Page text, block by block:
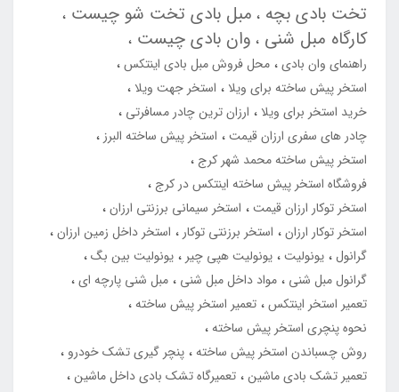
تخت بادی بچه مبل بادی تخت شو چیست
کارگاه مبل شنی وان بادی چیست
راهنمای وان بادی محل فروش مبل بادی اینتکس
استخر پیش ساخته برای ویلا
استخر جهت ویلا
خرید استخر برای ویلا
ارزان ترین چادر مسافرتی
چادر های سفری ارزان قیمت
استخر پیش ساخته البرز
استخر پیش ساخته محمد شهر کرج
فروشگاه استخر پیش ساخته اینتکس در کرج
استخر توکار ارزان قیمت
استخر سیمانی برزنتی ارزان
استخر توکار ارزان
استخر برزنتی توکار
استخر داخل زمین ارزان
گرانول یونولیت یونولیت هپی چیر
یونولیت بین بگ
گرانول مبل شنی
مواد داخل مبل شنی
مبل شنی پارچه ای
تعمیر استخر اینتکس تعمیر استخر پیش ساخته
نحوه پنچری استخر پیش ساخته
روش چسباندن استخر پیش ساخته پنچر گیری تشک خودرو
تعمیر تشک بادی ماشین تعمیرگاه تشک بادی داخل ماشین